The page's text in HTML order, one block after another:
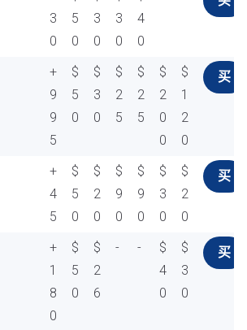
3
0
5
0
3
0
3
0
4
0
+
9
9
5
$
5
0
$
3
0
$
2
5
$
2
5
$
2
0
0
$
1
2
0
买
+
4
5
$
5
0
$
2
0
$
9
0
$
9
0
$
3
0
$
2
0
买
+
1
8
0
$
5
0
$
2
6
- -
$
4
0
$
3
0
买